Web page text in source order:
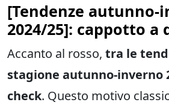
[Tendenze autunno-
2024/25]: cappotto a
Accanto al rosso, tra le
stagione autunno-inverno
check. Questo motivo